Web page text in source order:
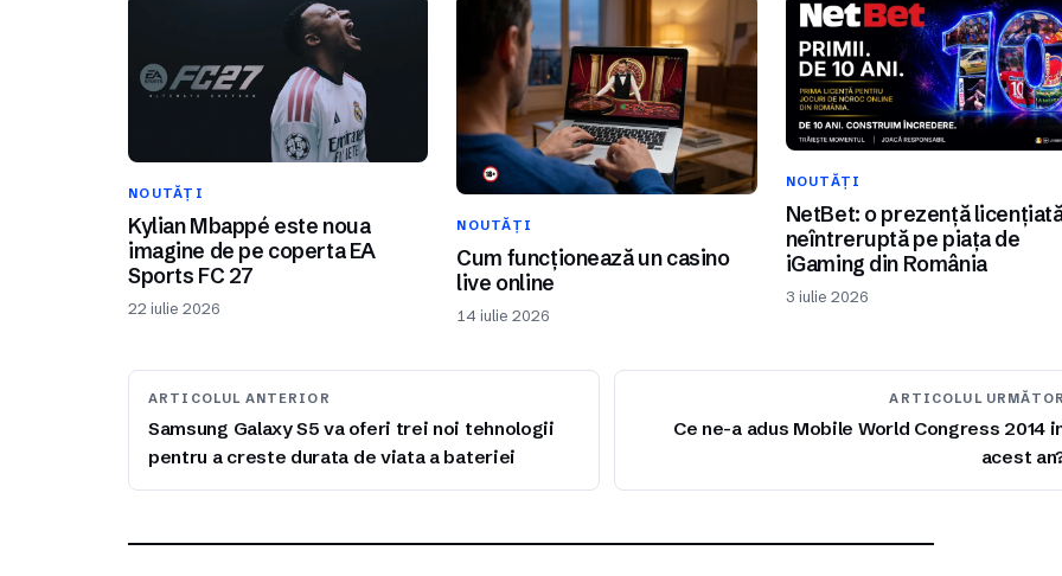
NOUTĂȚI
Kylian Mbappé este noua
imagine de pe coperta EA
Sports FC 27
22 iulie 2026
NOUTĂȚI
Cum funcționează un casino
live online
14 iulie 2026
NOUTĂȚI
NetBet: o prezență
neîntreruptă pe piața de
iGaming din România
3 iulie 2026
ARTICOLUL ANTERIOR
Samsung Galaxy S5 va oferi trei noi tehnologii
pentru a creste durata de viata a bateriei
ARTICOLUL
Ce ne-a adus Mobile World Congress 2014
acest